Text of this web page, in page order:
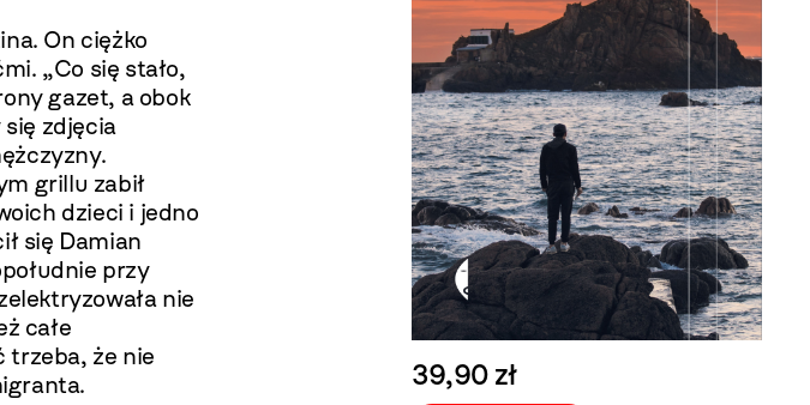
On ciężko
„Co się stało,
gazet, a obok
zdjęcia
grillu zabił
dzieci i jedno
się Damian
przy
nie
całe
trzeba, że nie
39,90 zł